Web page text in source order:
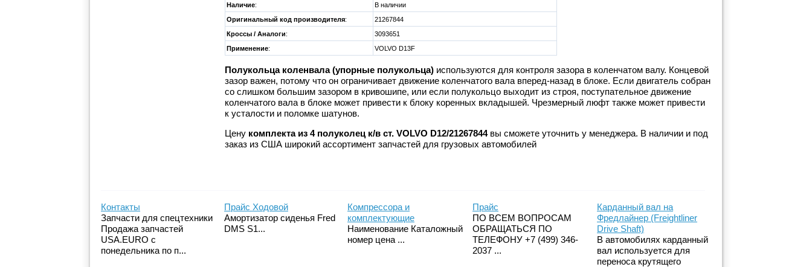
Наличие:
В наличии
Оригинальный код производителя:
21267844
Кроссы / Аналоги:
3093651
Применение: VOLVO D13F
Полукольца коленвала (упорные полукольца) используются для контроля зазора в коленчатом валу. Концевой
зазор важен, потому что он ограничивает движение коленчатого вала вперед-назад в блоке. Если двигатель собран
со слишком большим зазором в кривошипе, или если полукольцо выходит из строя, поступательное движение
коленчатого вала в блоке может привести к блоку коренных вкладышей. Чрезмерный люфт также может привести
к усталости и поломке шатунов.
Цену комплекта из 4 полуколец к/в ст. VOLVO D12/21267844вы сможете уточнить у менеджера. В наличии и под
заказ из США широкий ассортимент запчастей для грузовых автомобилей
Контакты
Запчасти для спецтехники
Продажа запчастей
USA.EURO с
понедельника по п...
Прайс Ходовой
Амортизатор сиденья Fred
DMS S1...
Компрессора и
комплектующие
Наименование Каталожный
номер цена ...
Прайс
ПО ВСЕМ ВОПРОСАМ
ОБРАЩАТЬСЯ ПО
ТЕЛЕФОНУ +7 (499) 346-
2037 ...
Карданный вал на
Фредлайнер (Freightliner
Drive Shaft)
В автомобилях карданный
вал используется для
переноса крутящего